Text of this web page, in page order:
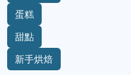
蛋糕
甜點
新手烘焙